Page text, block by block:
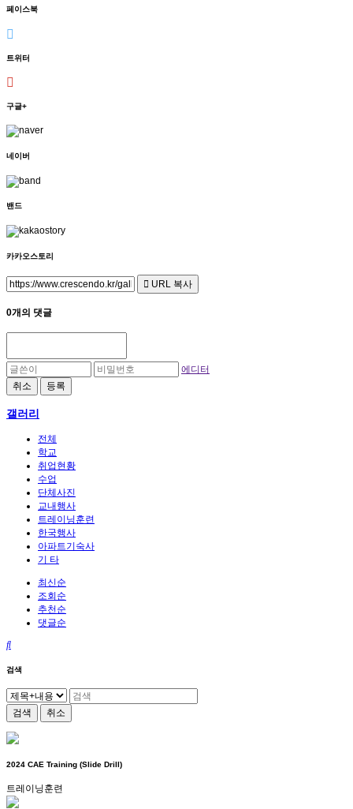
페이스북
트위터
구글+
네이버
밴드
카카오스토리
URL 복사
0개의 댓글
에디터
취소
등록
갤러리
전체
학교
취업현황
수업
단체사진
교내행사
트레이닝훈련
한국행사
아파트기숙사
기 타
최신순
조회순
추천순
댓글순
검색
검색 취소
2024 CAE Training (Slide Drill)
트레이닝훈련